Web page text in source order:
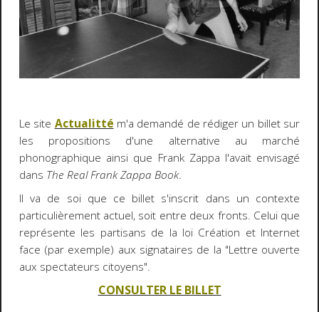
Le site Actualitté m'a demandé de rédiger un billet sur
les propositions d'une alternative au marché
phonographique ainsi que Frank Zappa l'avait envisagé
dans The Real Frank Zappa Book.
Il va de soi que ce billet s'inscrit dans un contexte
particulièrement actuel, soit entre deux fronts. Celui que
représente les partisans de la loi Création et Internet
face (par exemple) aux signataires de la "Lettre ouverte
aux spectateurs citoyens".
CONSULTER LE BILLET